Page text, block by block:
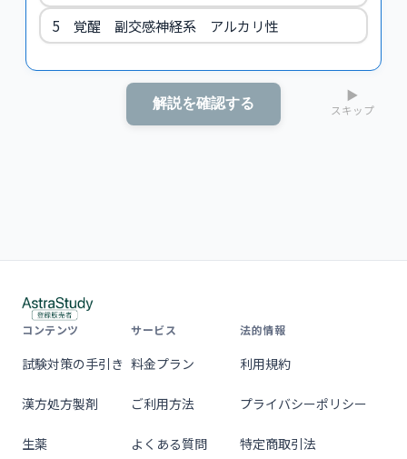
5 覚醒 副交感神経系 アルカリ性
解説を確認する ▶
スキップ
コンテンツ
試験対策の手引き
漢方処方製剤
生薬
サービス
料金プラン
ご利用方法
よくある質問
法的情報
利用規約
プライバシーポリシー
特定商取引法